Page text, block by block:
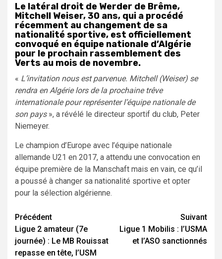
Le latéral droit de Werder de Brême,
Mitchell Weiser, 30 ans, qui a procédé
récemment au changement de sa
nationalité sportive, est officiellement
convoqué en équipe nationale d’Algérie
pour le prochain rassemblement des
Verts au mois de novembre.
« L’invitation nous est parvenue. Mitchell (Weiser) se
rendra en Algérie lors de la prochaine trêve
internationale pour représenter l’équipe nationale de
son pays», a révélé le directeur sportif du club, Peter
Niemeyer.
Le champion d’Europe avec l’équipe nationale
allemande U21 en 2017, a attendu une convocation en
équipe première de la Manschaft mais en vain, ce qu’il
a poussé à changer sa nationalité sportive et opter
pour la sélection algérienne.
Navigation
d’article
Précédent
Ligue 2 amateur (7e
journée) : Le MB Rouissat
repasse en tête, l’USM
Suivant
Ligue 1 Mobilis : l’USMA
et l’ASO sanctionnés